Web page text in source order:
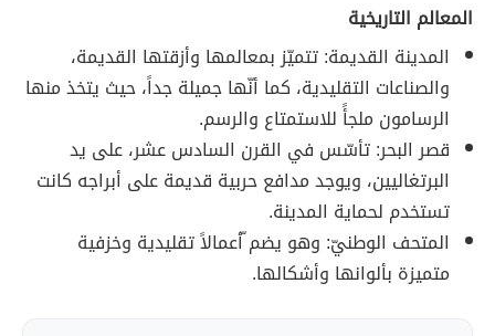
المعالم التاريخية
المدينة القديمة: تتميّز بمعالمها وأزقتها القديمة،
والصناعات التقليدية، كما أنّها جميلة جداً، حيث يتخذ منها
الرسامون ملجأً للاستمتاع والرسم.
قصر البحر: تأسّس في القرن السادس عشر، على يد
البرتغاليين، ويوجد مدافع حربية قديمة على أبراجه كانت
تستخدم لحماية المدينة.
المتحف الوطنيّ: وهو يضم ّأعمالاً تقليدية وخزفية
متميزة بألوانها وأشكالها.